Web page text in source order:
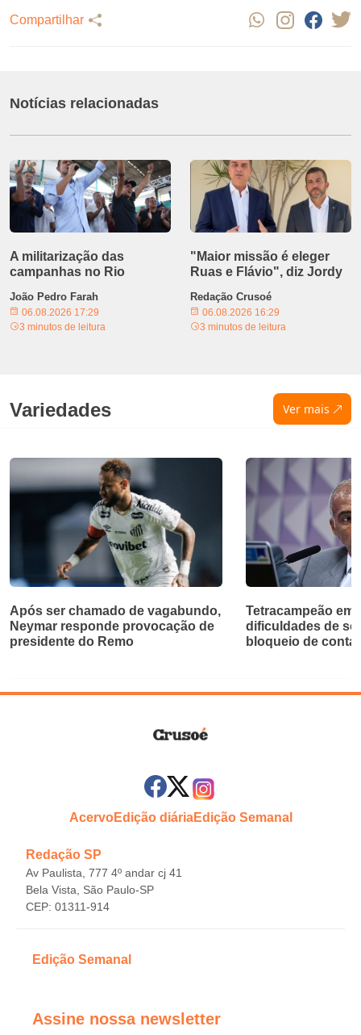
Compartilhar
Notícias relacionadas
A militarização das
campanhas no Rio
João Pedro Farah
06.08.2026 17:29
3 minutos de leitura
"Maior missão é eleger
Ruas e Flávio", diz Jordy
Redação Crusoé
06.08.2026 16:29
3 minutos de leitura
Variedades Ver mais
Após ser chamado de vagabundo,
Neymar responde provocação de
presidente do Remo
Tetracampeão em
dificuldades de
bloqueio de
AcervoEdição diáriaEdição Semanal
Redação SP
Av Paulista, 777 4º andar cj 41
Bela Vista, São Paulo-SP
CEP: 01311-914
Edição Semanal
Assine nossa newsletter